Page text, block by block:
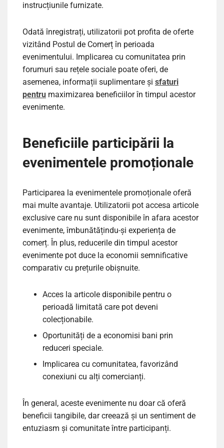
instrucțiunile furnizate.
Odată înregistrați, utilizatorii pot profita de oferte
vizitând Postul de Comerț în perioada
evenimentului. Implicarea cu comunitatea prin
forumuri sau rețele sociale poate oferi, de
asemenea, informații suplimentare și sfaturi
pentru maximizarea beneficiilor în timpul acestor
evenimente.
Beneficiile participării la
evenimentele promoționale
Participarea la evenimentele promoționale oferă
mai multe avantaje. Utilizatorii pot accesa articole
exclusive care nu sunt disponibile în afara acestor
evenimente, îmbunătățindu-și experiența de
comerț. În plus, reducerile din timpul acestor
evenimente pot duce la economii semnificative
comparativ cu prețurile obișnuite.
Acces la articole disponibile pentru o
perioadă limitată care pot deveni
colecționabile.
Oportunități de a economisi bani prin
reduceri speciale.
Implicarea cu comunitatea, favorizând
conexiuni cu alți comercianți.
În general, aceste evenimente nu doar că oferă
beneficii tangibile, dar creează și un sentiment de
entuziasm și comunitate între participanți.